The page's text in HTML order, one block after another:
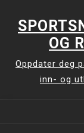
OG
Oppdater deg
inn- og